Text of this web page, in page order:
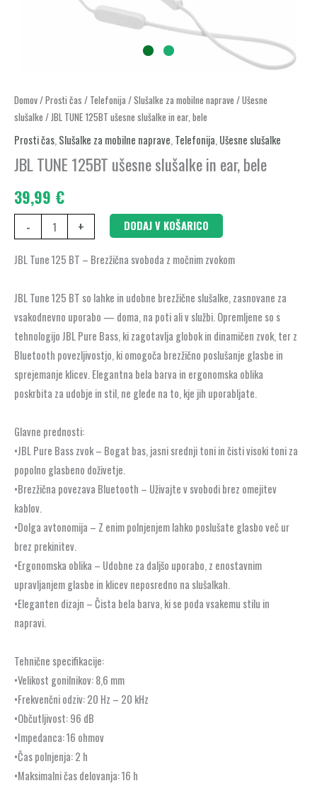
Domov/Prosti čas / Telefonija/Slušalke za mobilne naprave /Ušesne
slušalke / JBL TUNE 125BT ušesne slušalke in ear, bele
Prosti čas, Slušalke za mobilne naprave, Telefonija, Ušesne slušalke
JBL TUNE 125BT ušesne slušalke in ear, bele
39,99 €
-
JBL
TUNE
125BT
ušesne
in
ear,
bele
količina
+ DODAJ V KOŠARICO
JBL Tune 125 BT – Brezžična svoboda z močnim zvokom
JBL Tune 125 BT so lahke in udobne brezžične slušalke, zasnovane za
vsakodnevno uporabo — doma, na poti ali v službi. Opremljene so s
tehnologijo JBL Pure Bass, ki zagotavlja globok in dinamičen zvok, ter z
Bluetooth povezljivostjo, ki omogoča brezžično poslušanje glasbe in
sprejemanje klicev. Elegantna bela barva in ergonomska oblika
poskrbita za udobje in stil, ne glede na to, kje jih uporabljate.
Glavne prednosti:
•JBL Pure Bass zvok – Bogat bas, jasni srednji toni in čisti visoki toni za
popolno glasbeno doživetje.
•Brezžična povezava Bluetooth – Uživajte v svobodi brez omejitev
kablov.
•Dolga avtonomija – Z enim polnjenjem lahko poslušate glasbo več ur
brez prekinitev.
•Ergonomska oblika – Udobne za daljšo uporabo, z enostavnim
upravljanjem glasbe in klicev neposredno na slušalkah.
•Eleganten dizajn – Čista bela barva, ki se poda vsakemu stilu in
napravi.
Tehnične specifikacije:
•Velikost gonilnikov: 8,6 mm
•Frekvenčni odziv: 20 Hz – 20 kHz
•Občutljivost: 96 dB
•Impedanca: 16 ohmov
•Čas polnjenja: 2 h
•Maksimalni čas delovanja: 16 h